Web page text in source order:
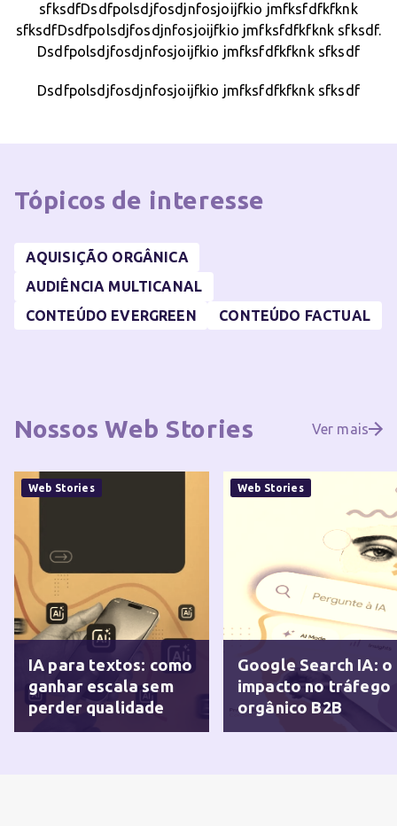
sfksdfDsdfpolsdjfosdjnfosjoijfkio jmfksfdfkfknk
sfksdfDsdfpolsdjfosdjnfosjoijfkio jmfksfdfkfknk sfksdf.
Dsdfpolsdjfosdjnfosjoijfkio jmfksfdfkfknk sfksdf
Dsdfpolsdjfosdjnfosjoijfkio jmfksfdfkfknk sfksdf
Tópicos de interesse
AQUISIÇÃO ORGÂNICA
AUDIÊNCIA MULTICANAL
CONTEÚDO EVERGREEN
CONTEÚDO FACTUAL
NossosWeb Stories Ver mais
IA para textos: como
ganhar escala sem
perder qualidade
Web Stories
Google Search IA: o
impacto no tráfego
orgânico B2B
Web Stories